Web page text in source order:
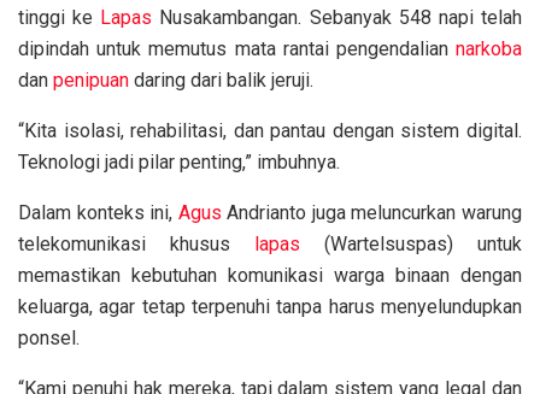
tinggi ke Lapas Nusakambangan. Sebanyak 548 napi telah
dipindah untuk memutus mata rantai pengendalian narkoba
dan penipuan daring dari balik jeruji.
“Kita isolasi, rehabilitasi, dan pantau dengan sistem digital.
Teknologi jadi pilar penting,” imbuhnya.
Dalam konteks ini, Agus Andrianto juga meluncurkan warung
telekomunikasi khusus lapas (Wartelsuspas) untuk
memastikan kebutuhan komunikasi warga binaan dengan
keluarga, agar tetap terpenuhi tanpa harus menyelundupkan
ponsel.
“Kami penuhi hak mereka, tapi dalam sistem yang legal dan